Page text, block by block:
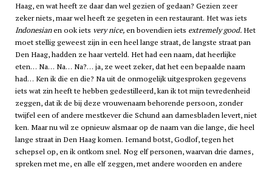
Haag, en wat heeft ze daar dan wel gezien of gedaan? Gezien zeer
zeker niets, maar wel heeft ze gegeten in een restaurant. Het was iets
Indonesianen ook iets very nice,en bovendien iets extremely good.Het
moet stellig geweest zijn in een heel lange straat, de langste straat pan
Den Haag, hadden ze haar verteld. Het had een naam, dat heerlijke
eten… Na… Na… Na?… ja, ze weet zeker, dat het een bepaalde naam
had… Ken ik die en die? Na uit de onmogelijk uitgesproken gegevens
iets wat zin heeft te hebben gedestilleerd, kan ik tot mijn tevredenheid
zeggen, dat ik de bij deze vrouwenaam behorende persoon, zonder
twijfel een of andere mestkever die Schund aan damesbladen levert, niet
ken. Maar nu wil ze opnieuw alsmaar op de naam van die lange, die heel
lange straat in Den Haag komen. Iemand botst, Godlof, tegen het
schepsel op, en ik ontkom snel. Nog elf personen, waarvan drie dames,
spreken met me, en alle elf zeggen, met andere woorden en andere